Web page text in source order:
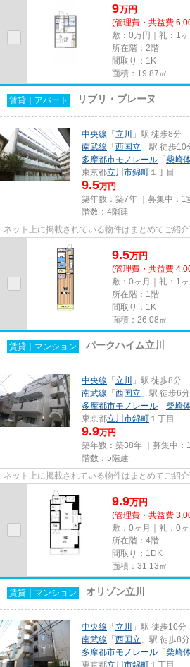
9万円
(管理費・共益費
敷：0万円｜礼：1ヶ
所在階：2階
間取り：1K
面積：19.87㎡
賃貸｜アパート リブリ・プレーヌ
中央線 「立川
」駅 徒歩8分
南武線 「西国立 」駅 徒歩10
多摩都市モノレール 「柴崎
東京都立川市錦町 １丁目
9.5万円
築年数：築7年 ｜募集中： 1
階数：4階建
ネット上に掲載されている物件はまとめてご紹介
9.5万円
(管理費・共益費
敷：0ヶ月｜礼：1ヶ
所在階：1階
間取り：1K
面積：26.08㎡
賃貸｜マンション パークハイム立川
中央線 「立川
」駅 徒歩8分
南武線 「西国立 」駅 徒歩6分
多摩都市モノレール 「柴崎
東京都立川市錦町 １丁目
9.9万円
築年数：築38年 ｜募集中：
階数：5階建
ネット上に掲載されている物件はまとめてご紹介
9.9万円
(管理費・共益費
敷：0ヶ月｜礼：0ヶ
所在階：4階
間取り：1DK
面積：31.13㎡
賃貸｜マンション オリゾン立川
中央線 「立川
」駅 徒歩10分
南武線 「西国立 」駅 徒歩8分
多摩都市モノレール 「柴崎
東京都立川市錦町 １丁目